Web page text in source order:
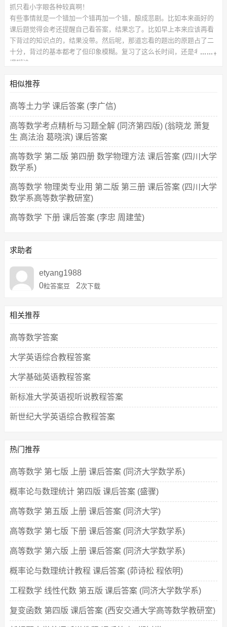
抓只看小字眼各种较真啊！
有些事情就是一个错加一个错再加一个错，酿成悲剧。比如本来画好的
课后题觉得会考还提醒自己看答案，结果忘了。比如早上本来应该再看
下背过的知识点的，结果没带。然后呢，那道忘看的题出的原题占了二
十分，背过的基本都考了但印象模糊。复习了这么长时间，还是考的一
塌糊涂。
书名：高等数学
出版社：高等教育出版社
相似推荐
高等土力学 课后答案 (李广信)
高等数学考点精析与习题全解 (同济第四版) (翁晓龙 萧复
生 高法治 葛晓滨) 课后答案
高等数学 第二版 第四册 数学物理方法 课后答案 (四川大学
数学系)
高等数学 物理类专业用 第二版 第三册 课后答案 (四川大学
数学系高等数学教研室)
高等数学 下册 课后答案 (李忠 周建莹)
求助者
etyang1988
0粒答案豆 2次下载
相关推荐
高等数学答案
大学英语综合教程答案
大学基础英语教程答案
新标准大学英语视听说教程答案
新世纪大学英语综合教程答案
热门推荐
高等数学 第七版 上册 课后答案 (同济大学数学系)
概率论与数理统计 第四版 课后答案 (盛骤)
高等数学 第五版 上册 课后答案 (同济大学)
高等数学 第七版 下册 课后答案 (同济大学数学系)
高等数学 第六版 上册 课后答案 (同济大学数学系)
概率论与数理统计教程 课后答案 (茆诗松 程依明)
工程数学 线性代数 第五版 课后答案 (同济大学数学系)
复变函数 第四版 课后答案 (西安交通大学高等数学教研室)